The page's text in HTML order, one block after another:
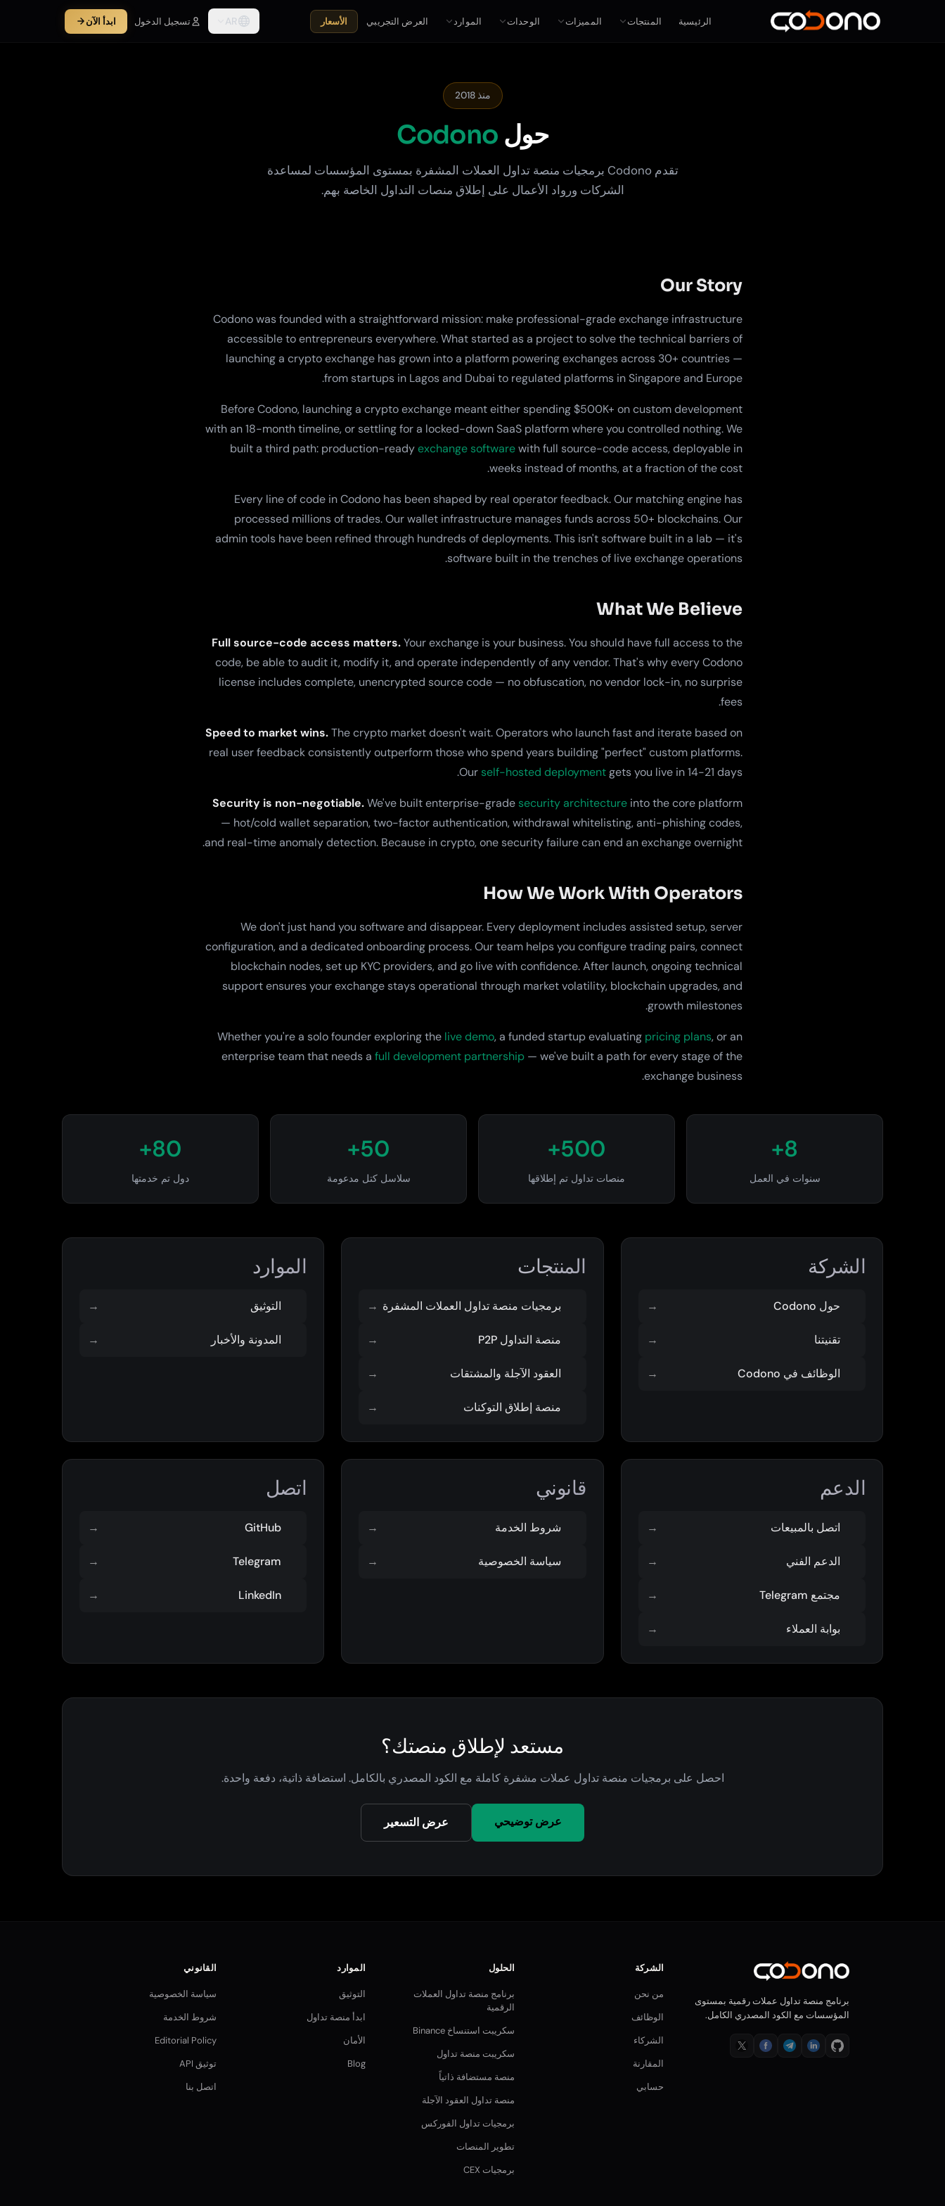
الرئيسية المنتجات المميزات الوحدات الموارد العرض التجريبي الأسعار AR تسجيل الدخول ابدأ الآن
منذ 2018
حول Codono
تقدم Codono برمجيات منصة تداول العملات المشفرة بمستوى المؤسسات لمساعدة
الشركات ورواد الأعمال على إطلاق منصات التداول الخاصة بهم.
Our Story
Codono was founded with a straightforward mission: make professional-grade exchange infrastructure
accessible to entrepreneurs everywhere. What started as a project to solve the technical barriers of
launching a crypto exchange has grown into a platform powering exchanges across 30+ countries —
from startups in Lagos and Dubai to regulated platforms in Singapore and Europe.
Before Codono, launching a crypto exchange meant either spending $500K+ on custom development
with an 18-month timeline, or settling for a locked-down SaaS platform where you controlled nothing. We
built a third path: production-readyexchange softwarewith full source-code access, deployable in
weeks instead of months, at a fraction of the cost.
Every line of code in Codono has been shaped by real operator feedback. Our matching engine has
processed millions of trades. Our wallet infrastructure manages funds across 50+ blockchains. Our
admin tools have been refined through hundreds of deployments. This isn't software built in a lab — it's
software built in the trenches of live exchange operations.
What We Believe
Full source-code access matters.Your exchange is your business. You should have full access to the
code, be able to audit it, modify it, and operate independently of any vendor. That's why every Codono
license includes complete, unencrypted source code — no obfuscation, no vendor lock-in, no surprise
fees.
Speed to market wins.The crypto market doesn't wait. Operators who launch fast and iterate based on
real user feedback consistently outperform those who spend years building "perfect" custom platforms.
Our self-hosted deploymentgets you live in 14-21 days.
Security is non-negotiable.We've built enterprise-grade security architecture into the core platform
— hot/cold wallet separation, two-factor authentication, withdrawal whitelisting, anti-phishing codes,
and real-time anomaly detection. Because in crypto, one security failure can end an exchange overnight.
How We Work With Operators
We don't just hand you software and disappear. Every deployment includes assisted setup, server
configuration, and a dedicated onboarding process. Our team helps you configure trading pairs, connect
blockchain nodes, set up KYC providers, and go live with confidence. After launch, ongoing technical
support ensures your exchange stays operational through market volatility, blockchain upgrades, and
growth milestones.
Whether you're a solo founder exploring the live demo, a funded startup evaluating pricing plans, or an
enterprise team that needs a full development partnership — we've built a path for every stage of the
exchange business.
8+
سنوات في العمل
500+
منصات تداول تم إطلاقها
50+
سلاسل كتل مدعومة
80+
دول تم خدمتها
الشركة
حول Codono →
تقنيتنا →
الوظائف في Codono →
المنتجات
برمجيات منصة تداول العملات المشفرة →
منصة التداول P2P →
العقود الآجلة والمشتقات →
منصة إطلاق التوكنات →
الموارد
التوثيق →
المدونة والأخبار →
الدعم
اتصل بالمبيعات →
الدعم الفني →
مجتمع Telegram →
بوابة العملاء →
قانوني
شروط الخدمة →
سياسة الخصوصية →
اتصل
GitHub
→
Telegram
→
LinkedIn
→
مستعد لإطلاق منصتك؟
احصل على برمجيات منصة تداول عملات مشفرة كاملة مع الكود المصدري بالكامل. استضافة ذاتية، دفعة واحدة.
عرض توضيحي عرض التسعير
برنامج منصة تداول عملات رقمية بمستوى
المؤسسات مع الكود المصدري الكامل.
الشركة
من نحن
الوظائف
الشركاء
المقارنة
حسابي
الحلول
برنامج منصة تداول العملات
الرقمية
سكريبت استنساخ Binance
سكريبت منصة تداول
منصة مستضافة ذاتياً
منصة تداول العقود الآجلة
برمجيات تداول الفوركس
تطوير المنصات
برمجيات CEX
الموارد
التوثيق
ابدأ منصة تداول
الأمان
Blog
القانوني
سياسة الخصوصية
شروط الخدمة
Editorial Policy
توثيق API
اتصل بنا